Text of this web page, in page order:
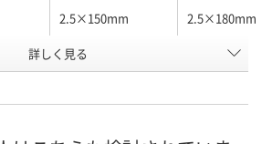
2.5×150mm 2.5×180mm
E333732 E333730
詳しく見る